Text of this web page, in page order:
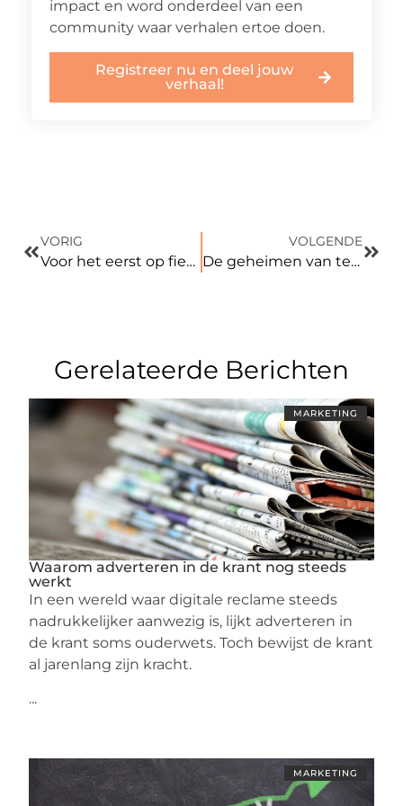
impact en word onderdeel van een
community waar verhalen ertoe doen.
Registreer nu en deel jouw
verhaal!
VORIG
Voor het eerst op fietsvakantie? Zo bereid je je voor!
VOLGENDE
De geheimen van tegelkeuze wat niemand je vertelt
Gerelateerde Berichten
MARKETING
Waarom adverteren in de krant nog steeds
werkt
In een wereld waar digitale reclame steeds
nadrukkelijker aanwezig is, lijkt adverteren in
de krant soms ouderwets. Toch bewijst de krant
al jarenlang zijn kracht.
...
MARKETING